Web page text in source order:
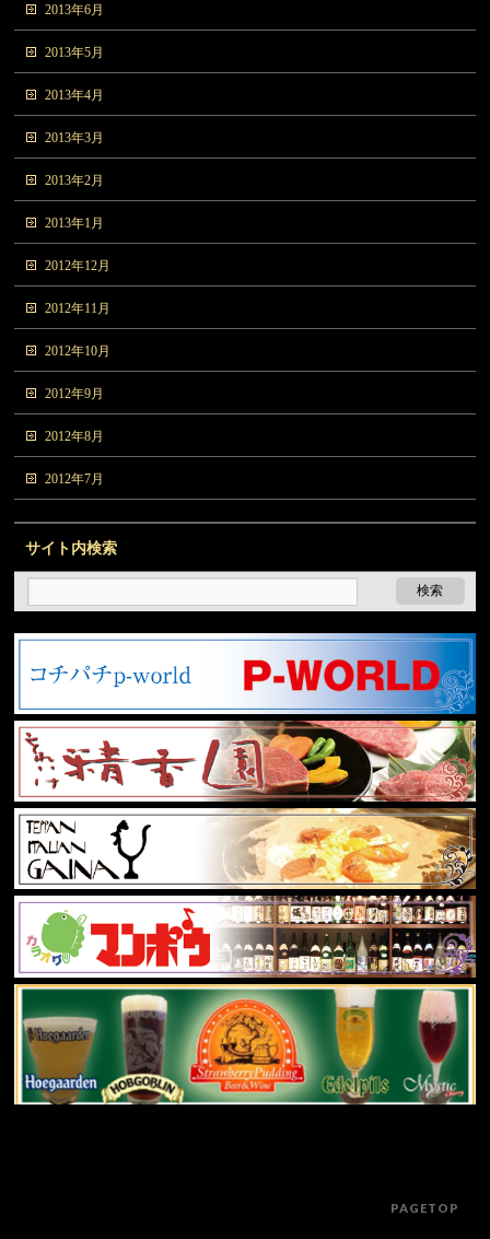
2013年6月
2013年5月
2013年4月
2013年3月
2013年2月
2013年1月
2012年12月
2012年11月
2012年10月
2012年9月
2012年8月
2012年7月
サイト内検索
PAGETOP